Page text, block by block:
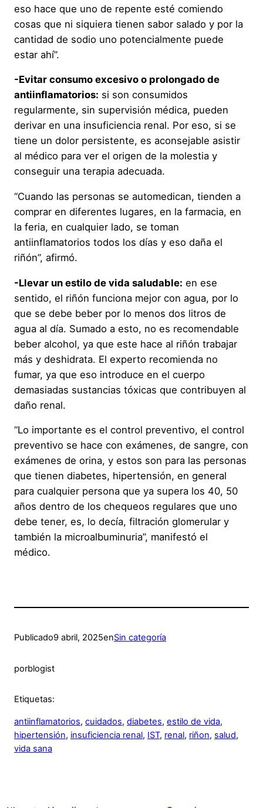
eso hace que uno de repente esté comiendo
cosas que ni siquiera tienen sabor salado y por la
cantidad de sodio uno potencialmente puede
estar ahí”.
-Evitar consumo excesivo o prolongado de
antiinflamatorios: si son consumidos
regularmente, sin supervisión médica, pueden
derivar en una insuficiencia renal. Por eso, si se
tiene un dolor persistente, es aconsejable asistir
al médico para ver el origen de la molestia y
conseguir una terapia adecuada.
“Cuando las personas se automedican, tienden a
comprar en diferentes lugares, en la farmacia, en
la feria, en cualquier lado, se toman
antiinflamatorios todos los días y eso daña el
riñón”, afirmó.
-Llevar un estilo de vida saludable: en ese
sentido, el riñón funciona mejor con agua, por lo
que se debe beber por lo menos dos litros de
agua al día. Sumado a esto, no es recomendable
beber alcohol, ya que este hace al riñón trabajar
más y deshidrata. El experto recomienda no
fumar, ya que eso introduce en el cuerpo
demasiadas sustancias tóxicas que contribuyen al
daño renal.
“Lo importante es el control preventivo, el control
preventivo se hace con exámenes, de sangre, con
exámenes de orina, y estos son para las personas
que tienen diabetes, hipertensión, en general
para cualquier persona que ya supera los 40, 50
años dentro de los chequeos regulares que uno
debe tener, es, lo decía, filtración glomerular y
también la microalbuminuria”, manifestó el
médico.
Publicado9 abril, 2025enSin categoría
porblogist
Etiquetas:
antiinflamatorios, cuidados, diabetes, estilo de vida
hipertensión, insuficiencia renal, IST, renal, riñon, salud
vida sana